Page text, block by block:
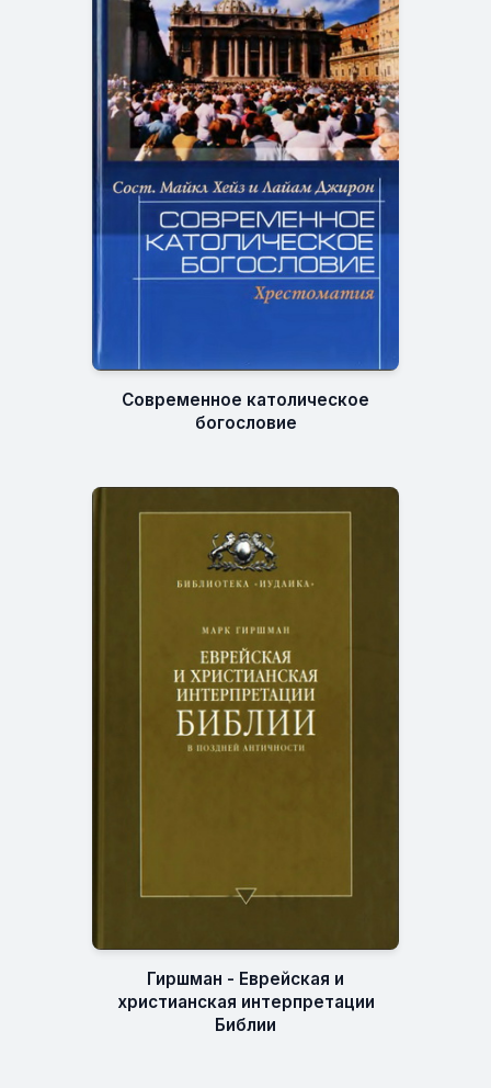
Современное католическое
богословие
Гиршман - Еврейская и
христианская интерпретации
Библии